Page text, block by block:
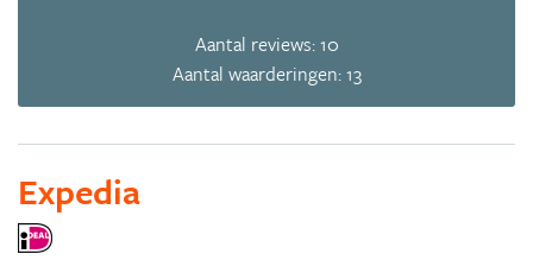
Aantal reviews: 10
Aantal waarderingen: 13
Expedia